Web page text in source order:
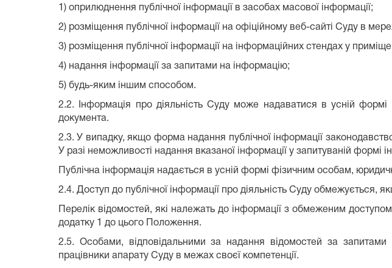
1) оприлюднення публічної інформації в засобах масової інформації;
2) розміщення публічної інформації на офіційному веб-сайті Суду в
3) розміщення публічної інформації на інформаційних стендах у
4) надання інформації за запитами на інформацію;
5) будь-яким іншим способом.
2.2. Інформація про діяльність Суду може надаватися в усній формі
документа.
2.3. У випадку, якщо форма надання публічної інформації
У разі неможливості надання вказаної інформації у запитуваній формі
Публічна інформація надається в усній формі фізичним особам,
2.4. Доступ до публічної інформації про діяльність Суду
Перелік відомостей, які належать до інформації з обмеженим
додатку 1 до цього Положення.
2.5. Особами, відповідальними за надання відомостей за
працівники апарату Суду в межах своєї компетенції.